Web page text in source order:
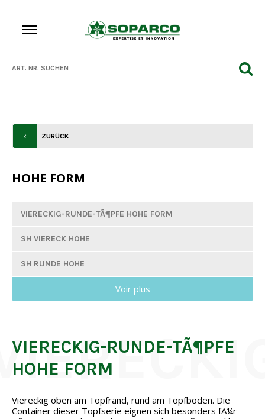
ZURÜCK
HOHE FORM
VIERECKIG-RUNDE-TÃ¶PFE HOHE FORM
SH VIERECK HOHE
SH RUNDE HOHE
Voir plus
VIERECKIG-RUNDE-TÃ¶PFE
HOHE FORM
Viereckig oben am Topfrand, rund am Topfboden. Die
Container dieser Topfserie eignen sich besonders fÃ¼r